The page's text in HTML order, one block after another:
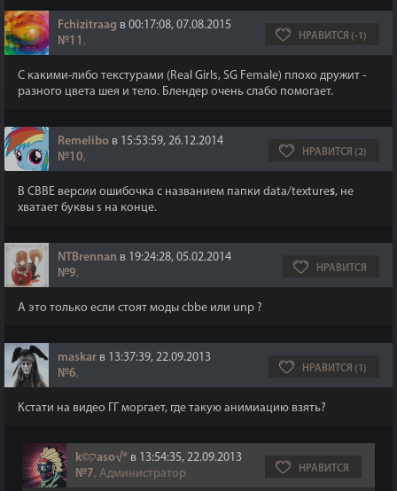
Fchizitraag в 00:17:08, 07.08.2015
№11 , НРАВИТСЯ (-1)
С какими-либо текстурами (Real Girls, SG Female) плохо дружит -
разного цвета шея и тело. Блендер очень слабо помогает.
Remelibo в 15:53:59, 26.12.2014
№10, НРАВИТСЯ (2)
В CBBE версии ошибочка с названием папки data/textures, не
хватает буквы s на конце.
NTBrennan в 19:24:28, 05.02.2014
№9, НРАВИТСЯ
А это только если стоят моды cbbe или unp ?
maskar в 13:37:39, 22.09.2013
№6, НРАВИТСЯ (1)
Кстати на видео ГГ моргает, где такую анимиацию взять?
k©קaso√® в 13:54:35, 22.09.2013
№7, Администратор НРАВИТСЯ